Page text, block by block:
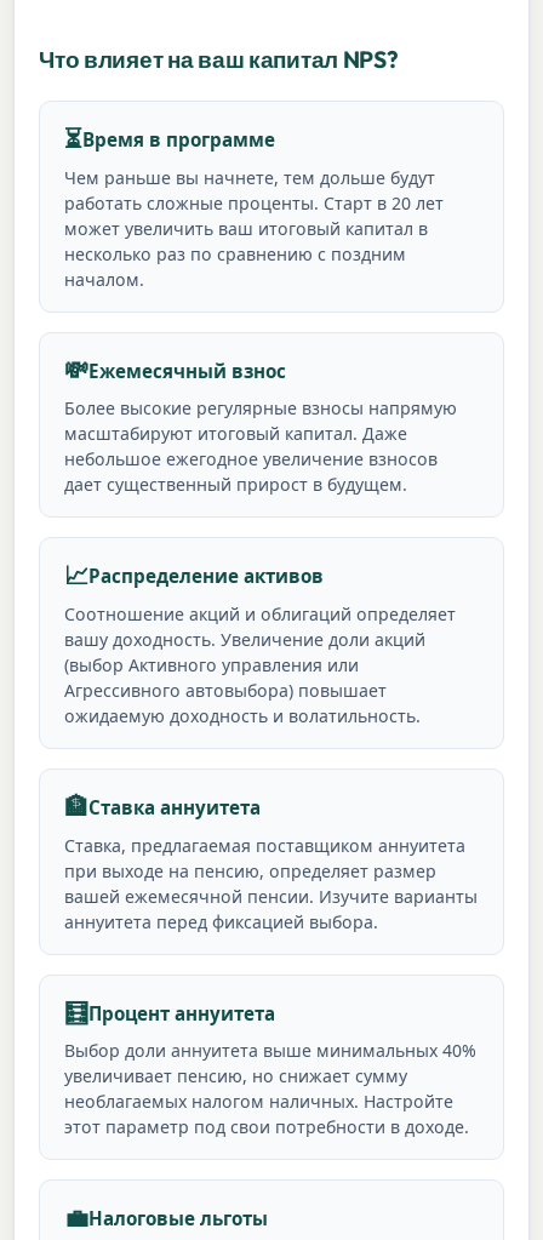
Что влияет на ваш капитал NPS?
⏳Время в программе
Чем раньше вы начнете, тем дольше будут
работать сложные проценты. Старт в 20 лет
может увеличить ваш итоговый капитал в
несколько раз по сравнению с поздним
началом.
💸Ежемесячный взнос
Более высокие регулярные взносы напрямую
масштабируют итоговый капитал. Даже
небольшое ежегодное увеличение взносов
дает существенный прирост в будущем.
📈Распределение активов
Соотношение акций и облигаций определяет
вашу доходность. Увеличение доли акций
(выбор Активного управления или
Агрессивного автовыбора) повышает
ожидаемую доходность и волатильность.
🏦Ставка аннуитета
Ставка, предлагаемая поставщиком аннуитета
при выходе на пенсию, определяет размер
вашей ежемесячной пенсии. Изучите варианты
аннуитета перед фиксацией выбора.
🧮Процент аннуитета
Выбор доли аннуитета выше минимальных 40%
увеличивает пенсию, но снижает сумму
необлагаемых налогом наличных. Настройте
этот параметр под свои потребности в доходе.
💼Налоговые льготы